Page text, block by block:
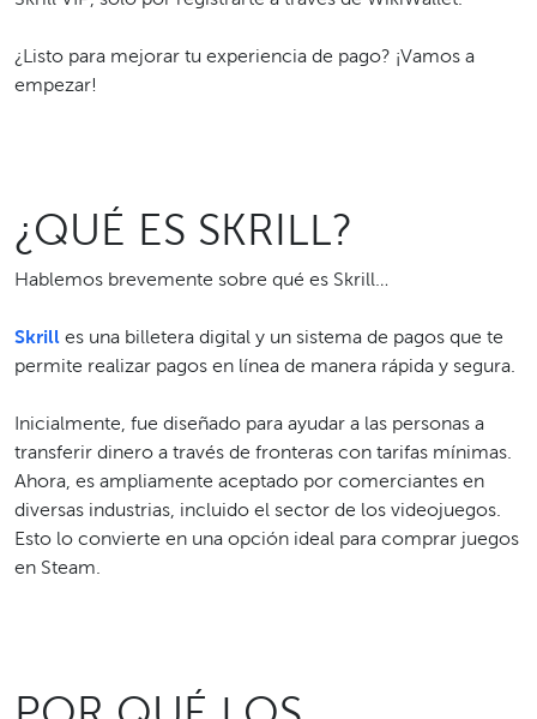
¿Listo para mejorar tu experiencia de pago? ¡Vamos a
empezar!
¿QUÉ ES SKRILL?
Hablemos brevemente sobre qué es Skrill…
Skrill es una billetera digital y un sistema de pagos que te
permite realizar pagos en línea de manera rápida y segura.
Inicialmente, fue diseñado para ayudar a las personas a
transferir dinero a través de fronteras con tarifas mínimas.
Ahora, es ampliamente aceptado por comerciantes en
diversas industrias, incluido el sector de los videojuegos.
Esto lo convierte en una opción ideal para comprar juegos
en Steam.